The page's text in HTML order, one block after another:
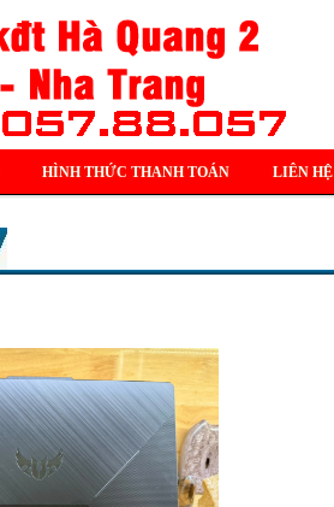
HÌNH THỨC THANH TOÁN LIÊN HỆ